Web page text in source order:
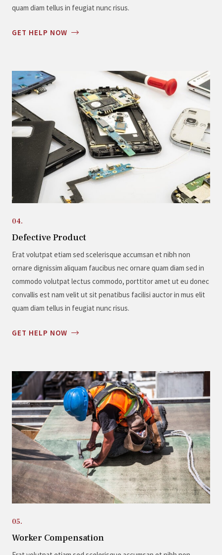
quam diam tellus in feugiat nunc risus.
GET HELP NOW
04.
Defective Product
Erat volutpat etiam sed scelerisque accumsan et nibh non
ornare dignissim aliquam faucibus nec ornare quam diam sed in
commodo volutpat lectus commodo, porttitor amet ut eu donec
convallis est nam velit ut sit penatibus facilisi auctor in mus elit
quam diam tellus in feugiat nunc risus.
GET HELP NOW
05.
Worker Compensation